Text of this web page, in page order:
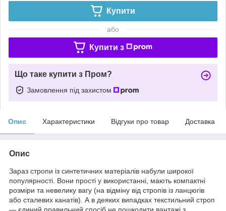
Купити
або
Купити з
Що таке купити з Пром?
Замовлення під захистом
Опис Характеристики Відгуки про товар Доставка
Опис
Зараз стропи із синтетичних матеріалів набули широкої
популярності. Вони прості у використанні, мають компактні
розміри та невелику вагу (на відміну від стропів із ланцюгів
або сталевих канатів). А в деяких випадках текстильний строп
— єдиний правильний спосіб не пошкодити вантажі з